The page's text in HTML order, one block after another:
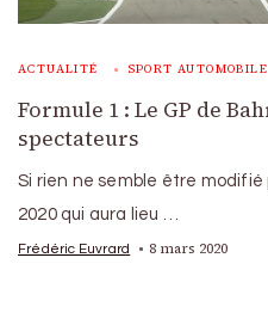
ACTUALITÉ SPORT AUTOMOBILE
Formule 1 : Le GP de
spectateurs
Si rien ne semble être modifié
2020 qui aura lieu …
Frédéric Euvrard 8 mars 2020